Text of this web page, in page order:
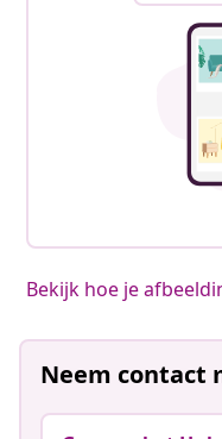
Onze producten,
Bekijk hoe je
Neem contact